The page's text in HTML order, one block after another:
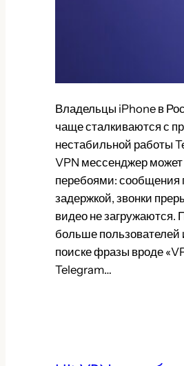
Владельцы iPhone в
чаще сталкиваются с
нестабильной работы
VPN мессенджер может
перебоями: сообщения
задержкой, звонки
видео не загружаются.
больше пользователей
поиске фразы вроде
Telegram…